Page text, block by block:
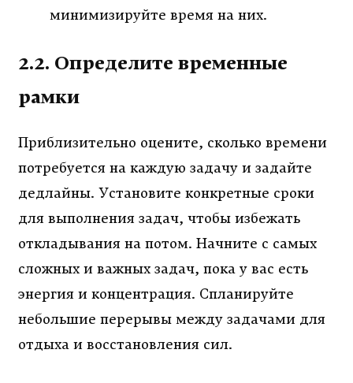
минимизируйте время на них.
2.2. Определите временные
рамки
Приблизительно оцените, сколько времени
потребуется на каждую задачу и задайте
дедлайны. Установите конкретные сроки
для выполнения задач, чтобы избежать
откладывания на потом. Начните с самых
сложных и важных задач, пока у вас есть
энергия и концентрация. Спланируйте
небольшие перерывы между задачами для
отдыха и восстановления сил.